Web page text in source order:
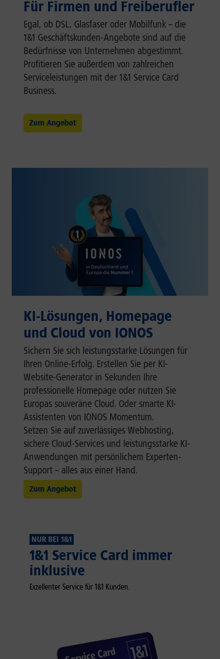
Für Firmen und Freiberufler
Egal, ob DSL, Glasfaser oder Mobilfunk – die
1&1 Geschäftskunden-Angebote sind auf die
Bedürfnisse von Unternehmen abgestimmt.
Profitieren Sie außerdem von zahlreichen
Serviceleistungen mit der 1&1 Service Card
Business.
Zum Angebot
KI-Lösungen, Homepage
und Cloud von IONOS
Sichern Sie sich leistungsstarke Lösungen für
Ihren Online-Erfolg. Erstellen Sie per KI-
Website-Generator in Sekunden Ihre
professionelle Homepage oder nutzen Sie
Europas souveräne Cloud. Oder smarte KI-
Assistenten von IONOS Momentum.
Setzen Sie auf zuverlässiges Webhosting,
sichere Cloud-Services und leistungsstarke KI-
Anwendungen mit persönlichem Experten-
Support – alles aus einer Hand.
Zum Angebot
NUR BEI 1&1
1&1 Service Card immer
inklusive
Exzellenter Service für 1&1 Kunden.